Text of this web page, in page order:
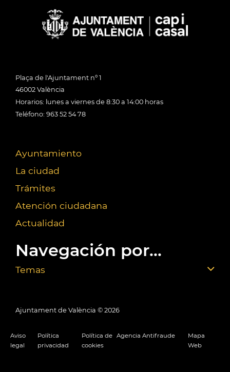
Plaça de l'Ajuntament nº 1
46002 València
Horarios: lunes a viernes de 8:30 a 14:00 horas
Teléfono: 963 52 54 78
Ayuntamiento
La ciudad
Trámites
Atención ciudadana
Actualidad
Navegación por...
Temas
Ajuntament de València © 2026
Aviso
legal
Política
privacidad
Política de
cookies
Agencia Antifraude
Mapa
Web